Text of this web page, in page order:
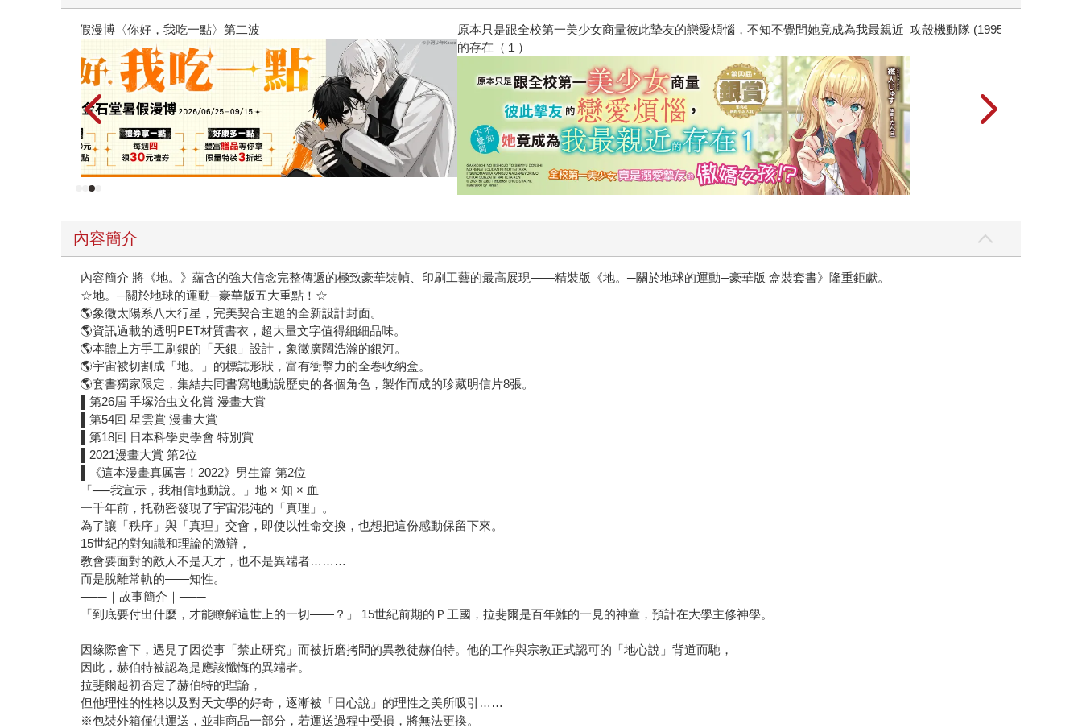
原本只是跟全校第一美少女商量彼此摯友的戀愛煩惱，不知不覺間她竟成為我最親近
的存在（１）
攻殼機動隊 (1995) 4K數位修復版 黃色書刊回來了
內容簡介
內容簡介 將《地。》蘊含的強⼤信念完整傳遞的極致豪華裝幀、印刷⼯藝的最⾼展現——精裝版《地。─關於地球的運動─豪華版 盒裝套書》隆重鉅獻。
☆地。─關於地球的運動─豪華版五⼤重點！☆
🌎象徵太陽系八⼤⾏星，完美契合主題的全新設計封⾯。
🌎資訊過載的透明PET材質書衣，超⼤量文字值得細細品味。
🌎本體上⽅⼿⼯刷銀的「天銀」設計，象徵廣闊浩瀚的銀河。
🌎宇宙被切割成「地。」的標誌形狀，富有衝擊⼒的全卷收納盒。
🌎套書獨家限定，集結共同書寫地動說歷史的各個⾓⾊，製作⽽成的珍藏明信片8張。
▌第26屆 ⼿塚治⾍文化賞 漫畫⼤賞
▌第54回 星雲賞 漫畫⼤賞
▌第18回 ⽇本科學史學會 特別賞
▌2021漫畫⼤賞 第2位
▌《這本漫畫真厲害！2022》男⽣篇 第2位
「──我宣⽰，我相信地動說。」地 × 知 × ⾎
⼀千年前，托勒密發現了宇宙混沌的「真理」。
為了讓「秩序」與「真理」交會，即使以性命交換，也想把這份感動保留下來。
15世紀的對知識和理論的激辯，
教會要⾯對的敵⼈不是天才，也不是異端者………
⽽是脫離常軌的——知性。
───｜故事簡介｜───
「到底要付出什麼，才能瞭解這世上的⼀切——？」 15世紀前期的Ｐ王國，拉斐爾是百年難的⼀⾒的神童，預計在⼤學主修神學。
因緣際會下，遇⾒了因從事「禁⽌研究」⽽被折磨拷問的異教徒赫伯特。他的⼯作與宗教正式認可的「地⼼說」背道⽽馳，
因此，赫伯特被認為是應該懺悔的異端者。
拉斐爾起初否定了赫伯特的理論，
但他理性的性格以及對天文學的好奇，逐漸被「⽇⼼說」的理性之美所吸引……
※包裝外箱僅供運送，並非商品⼀部分，若運送過程中受損，將無法更換。